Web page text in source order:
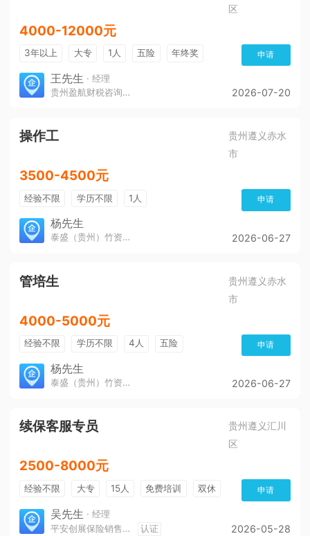
区
4000-12000元
3年以上 大专 1人 五险
年终奖
免费培训
环境好
申请
王先生 · 经理
贵州盈航财税咨询服务有限公司
2026-07-20
操作工
贵州遵义赤水
市
3500-4500元
经验不限 学历不限 1人 申请
杨先生
泰盛（贵州）竹资源发展有限公司 2026-06-27
管培生
贵州遵义赤水
市
4000-5000元
经验不限 学历不限 4人 五险 申请
杨先生
泰盛（贵州）竹资源发展有限公司 2026-06-27
续保客服专员
贵州遵义汇川
区
2500-8000元
经验不限 大专 15人 免费培训
双休
加班费
朝九晚五
申请
吴先生 · 经理
平安创展保险销售服务有限公司遵义分公司
认证 2026-05-28